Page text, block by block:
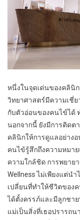
หนึ่งในจุดเด่นของคลินิ
วิทยาศาสตร์มีความเชี่
กับตัวอ่อนของคนไข้ได้
นอกจากนี้ ยังมีการติดต
คลินิกให้การดูแลอย่าง
คนไข้รู้สึกถึงความหมา
ความใกล้ชิด การพยายา
Wellness ไม่เพียงแต่น
เปลี่ยนที่ทำให้ชีวิตของ
ได้ตั้งครรภ์และมีลูกชา
แม่เป็นสิ่งที่เธอปรารถ